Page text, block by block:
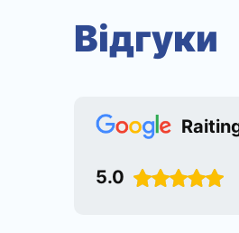
Відгуки
5.0